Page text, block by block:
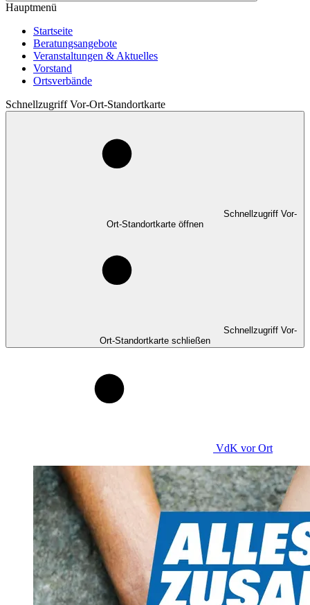
Hauptmenü
Startseite
Beratungsangebote
Veranstaltungen & Aktuelles
Vorstand
Ortsverbände
Schnellzugriff Vor-Ort-Standortkarte
Schnellzugriff Vor-
Ort-Standortkarte öffnen
Schnellzugriff Vor-
Ort-Standortkarte schließen
VdK vor Ort